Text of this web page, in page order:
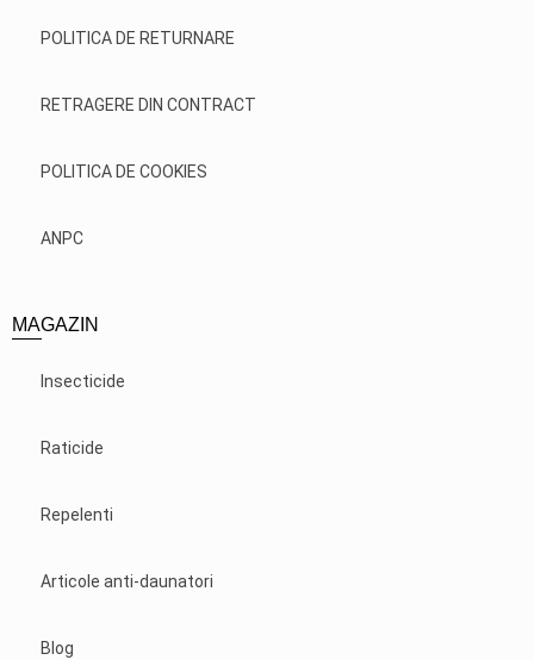
POLITICA DE RETURNARE
RETRAGERE DIN CONTRACT
POLITICA DE COOKIES
ANPC
MAGAZIN
Insecticide
Raticide
Repelenti
Articole anti-daunatori
Blog